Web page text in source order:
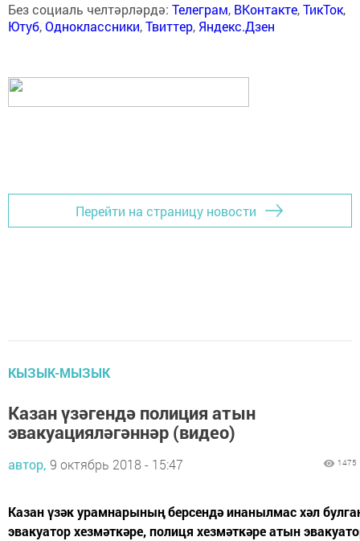
Без социаль челтәрләрдә: Телеграм, ВКонтакте,ТикТок,
Ютуб,Одноклассники,Твиттер, Яндекс.Дзен
Перейти на страницу новости
КЫЗЫК-МЫЗЫК
Казан үзәгендә полиция атын
эвакуацияләгәннәр (видео)
автор, 9 октябрь 2018 - 15:47 1475
Казан үзәк урамнарының берсендә инанылмас хәл
эвакуатор хезмәткәре, полиця хезмәткәре атын